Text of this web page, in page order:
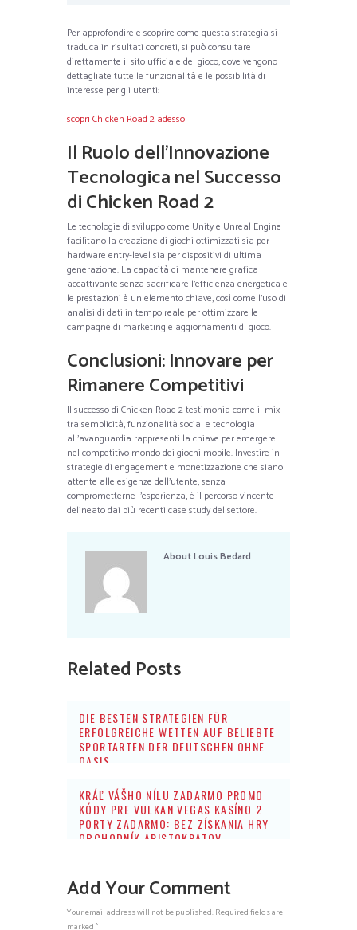
Per approfondire e scoprire come questa strategia si
traduca in risultati concreti, si può consultare
direttamente il sito ufficiale del gioco, dove vengono
dettagliate tutte le funzionalità e le possibilità di
interesse per gli utenti:
scopri Chicken Road 2 adesso
Il Ruolo dell’Innovazione
Tecnologica nel Successo
di Chicken Road 2
Le tecnologie di sviluppo come Unity e Unreal Engine
facilitano la creazione di giochi ottimizzati sia per
hardware entry-level sia per dispositivi di ultima
generazione. La capacità di mantenere grafica
accattivante senza sacrificare l’efficienza energetica e
le prestazioni è un elemento chiave, così come l’uso di
analisi di dati in tempo reale per ottimizzare le
campagne di marketing e aggiornamenti di gioco.
Conclusioni: Innovare per
Rimanere Competitivi
Il successo di Chicken Road 2 testimonia come il mix
tra semplicità, funzionalità social e tecnologia
all’avanguardia rappresenti la chiave per emergere
nel competitivo mondo dei giochi mobile. Investire in
strategie di engagement e monetizzazione che siano
attente alle esigenze dell’utente, senza
comprometterne l’esperienza, è il percorso vincente
delineato dai più recenti case study del settore.
AboutLouis Bedard
Related Posts
DIE BESTEN STRATEGIEN FÜR
ERFOLGREICHE WETTEN AUF BELIEBTE
SPORTARTEN DER DEUTSCHEN OHNE
OASIS
KRÁĽ VÁŠHO NÍLU ZADARMO PROMO
KÓDY PRE VULKAN VEGAS KASÍNO 2
PORTY ZADARMO: BEZ ZÍSKANIA HRY
OBCHODNÍK ARISTOKRATOV
Add Your Comment
Your email address will not be published. Required fields are
marked *